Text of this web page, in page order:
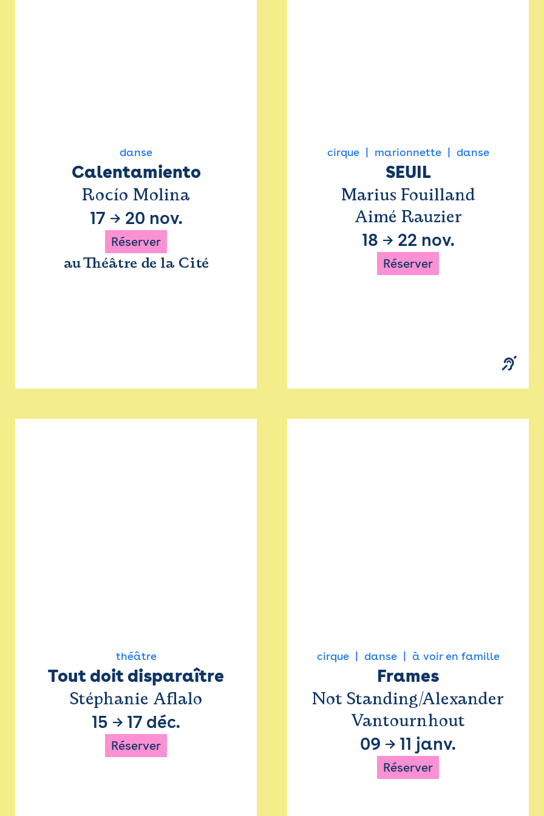
danse
Calentamiento
Rocío Molina
17 → 20 nov.
Réserver
au Théâtre de la Cité
cirque marionnette danse
SEUIL
Marius Fouilland
Aimé Rauzier
18 → 22 nov.
Réserver
théâtre
Tout doit disparaître
Stéphanie Aflalo
15 → 17 déc.
Réserver
cirque danse à voir en famille
Frames
Not Standing/Alexander
Vantournhout
09 → 11 janv.
Réserver